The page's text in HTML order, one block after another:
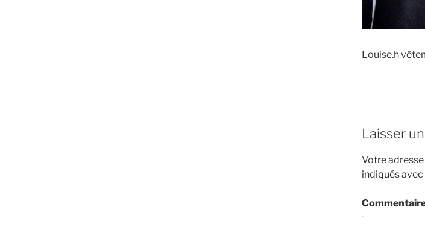
Louise.h
Laisser
Votre
indiqués avec